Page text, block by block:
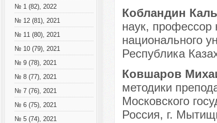
№ 1 (82), 2022
№ 12 (81), 2021
№ 11 (80), 2021
№ 10 (79), 2021
№ 9 (78), 2021
№ 8 (77), 2021
№ 7 (76), 2021
№ 6 (75), 2021
№ 5 (74), 2021
Кобландин
наук, профессор
национального
Республика
Ковшаров
методики
Московского
Россия, г.